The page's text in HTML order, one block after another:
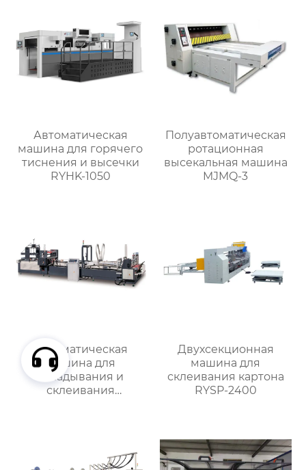
Автоматическая
машина для горячего
тиснения и высечки
RYHK-1050
Полуавтоматическая
ротационная
высекальная машина
MJMQ-3
Автоматическая
машина для
складывания и
склеивания
Двухсекционная
машина для
склеивания картона
RYSP-2400